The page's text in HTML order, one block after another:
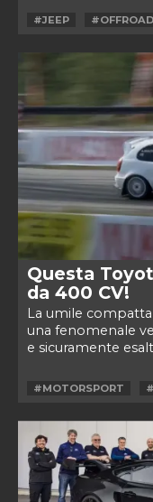
#JEEP #OFFROAD
Questa
da 400 CV!
La umile
una fenomenale
e sicuramente
#MOTORSPORT